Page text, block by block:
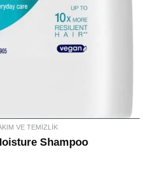
VE TEMIZLIK
Shampoo